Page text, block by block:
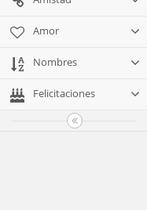
Amor
Nombres
Felicitaciones